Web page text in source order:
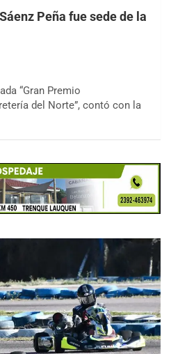
Peña fue sede de la
“Gran Premio
del Norte”, contó con la